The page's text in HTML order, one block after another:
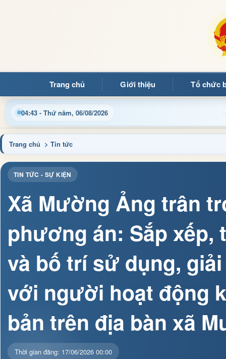
Trang chủ Giới thiệu Tổ chức
04:43 - Thứ năm, 06/08/2026
điều hành, thủ tục hành chính và tin tức địa phương nhanh
Trang chủ > Tin tức
TIN TỨC - SỰ KIỆN
Xã Mường Ảng trân
phương án: Sắp xếp,
và bố trí sử dụng,
với người hoạt động
bản trên địa bàn xã
Thời gian đăng: 17/06/2026 00:00